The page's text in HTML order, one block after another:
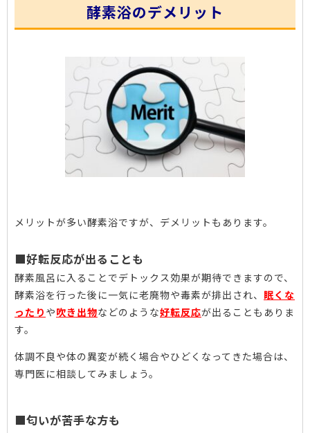
酵素浴のデメリット
メリットが多い酵素浴ですが、デメリットもあります。
■好転反応が出ることも
酵素風呂に入ることでデトックス効果が期待できますので、
酵素浴を行った後に一気に老廃物や毒素が排出され、 眠くな
ったり や吹き出物などのような好転反応が出ることもありま
す。
体調不良や体の異変が続く場合やひどくなってきた場合は、
専門医に相談してみましょう。
■匂いが苦手な方も